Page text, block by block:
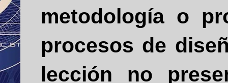
metodología o
procesos de
lección no